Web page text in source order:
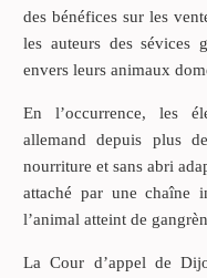
des bénéfices sur les
les auteurs des sévices
envers leurs animaux
En l’occurrence, les
allemand depuis plus
nourriture et sans abri
attaché par une chaîne
l’animal atteint de
La Cour d’appel de